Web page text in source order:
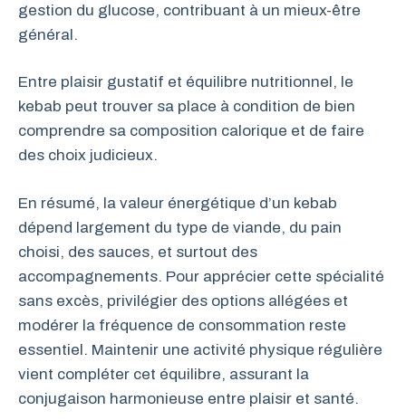
gestion du glucose, contribuant à un mieux-être
général.
Entre plaisir gustatif et équilibre nutritionnel, le
kebab peut trouver sa place à condition de bien
comprendre sa composition calorique et de faire
des choix judicieux.
En résumé, la valeur énergétique d’un kebab
dépend largement du type de viande, du pain
choisi, des sauces, et surtout des
accompagnements. Pour apprécier cette spécialité
sans excès, privilégier des options allégées et
modérer la fréquence de consommation reste
essentiel. Maintenir une activité physique régulière
vient compléter cet équilibre, assurant la
conjugaison harmonieuse entre plaisir et santé.